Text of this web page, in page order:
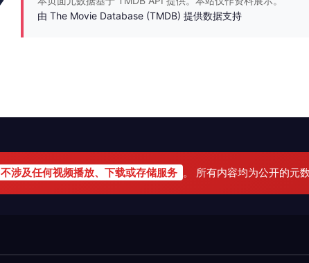
由 The Movie Database (TMDB) 提供数据支持
不涉及任何视频播放、下载或存储服务 。 所有内容均为公开的元